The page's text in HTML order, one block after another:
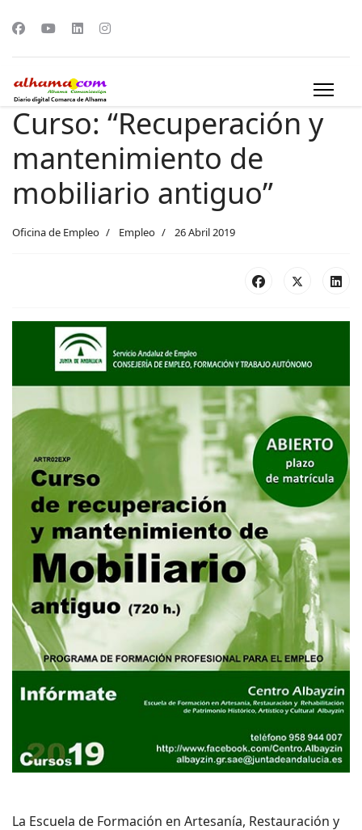
Curso: “Recuperación y
mantenimiento de
mobiliario antiguo”
Oficina de Empleo Empleo 26 Abril 2019
La Escuela de Formación en Artesanía, Restauración y